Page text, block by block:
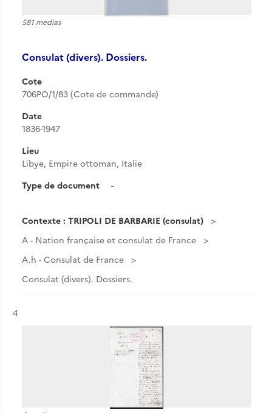
581 medias
Consulat (divers). Dossiers.
Cote
706PO/1/83 (Cote de commande)
Date
1836-1947
Lieu
Libye, Empire ottoman, Italie
Type de document
-
Contexte : TRIPOLI DE BARBARIE (consulat)
A - Nation française et consulat de France
A.h - Consulat de France
Consulat (divers). Dossiers.
Résultat n°
4